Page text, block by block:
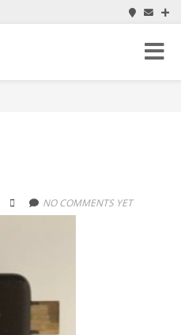
Toggle
NO COMMENTS YET